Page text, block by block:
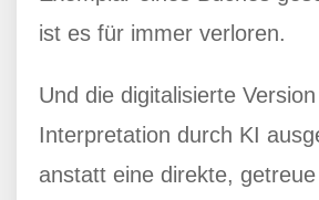
ist es für immer verloren.
Und die digitalisierte
Interpretation durch KI
anstatt eine direkte,